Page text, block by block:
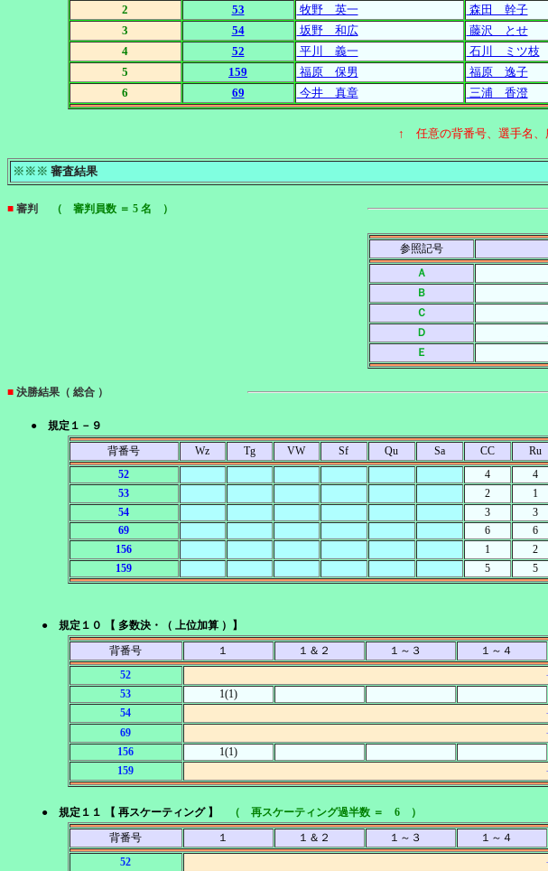
2
53 牧野 英一 森田 幹子
3
54 坂野 和広 藤沢 とせ
4
52 平川 義一 石川 ミツ枝
5
159 福原 保男 福原 逸子
6
69 今井 真章 三浦 香澄
↑ 任意の背番号、選手名、
※※※ 審査結果
■ 審判 （ 審判員数 ＝ 5 名 ）
参照記号
Ａ
Ｂ
Ｃ
Ｄ
Ｅ
■ 決勝結果（ 総合 ）
● 規定１－９
背番号
Wz Tg VW Sf Qu Sa CC Ru
52
4 4
53
2 1
54
3 3
69
6 6
156
1 2
159
5 5
● 規定１０ 【 多数決・（ 上位加算 ）】
背番号
１ １＆２ １～３ １～４
52
53
1(1)
54
69
156
1(1)
159
● 規定１１ 【 再スケーティング 】
（ 再スケーティング過半数 ＝ 6 ）
背番号
１ １＆２ １～３ １～４
52